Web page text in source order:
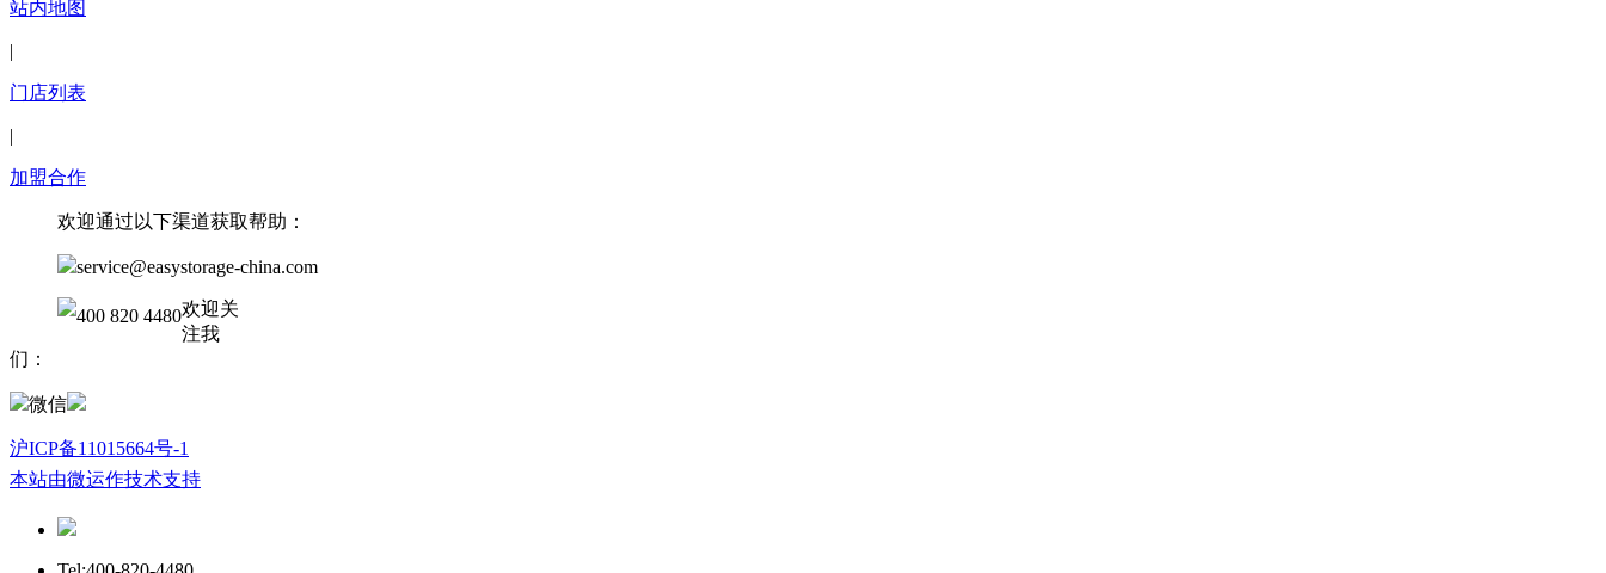
站内地图
|
门店列表
|
加盟合作
欢迎通过以下渠道获取帮助：
service@easystorage-china.com
400 820 4480欢迎关
注我
们：
微信
沪ICP备11015664号-1
本站由微运作技术支持